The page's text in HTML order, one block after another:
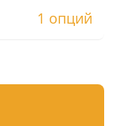
1 опций